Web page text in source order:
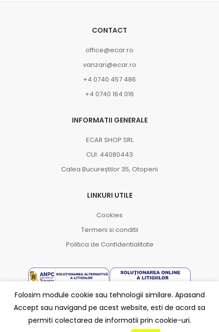
CONTACT
office@ecar.ro
vanzari@ecar.ro
+4 0740 457 486
+4 0740 164 016
INFORMATII GENERALE
ECAR SHOP SRL
CUI: 44080443
Calea Bucureștilor 35, Otopeni
LINKURI UTILE
Cookies
Termeni si conditii
Politica de Confidentialitate
Partener
Folosim module cookie sau tehnologii similare. Apasand
Accept sau navigand pe acest website, esti de acord sa
permiti colectarea de informatii prin cookie-uri.